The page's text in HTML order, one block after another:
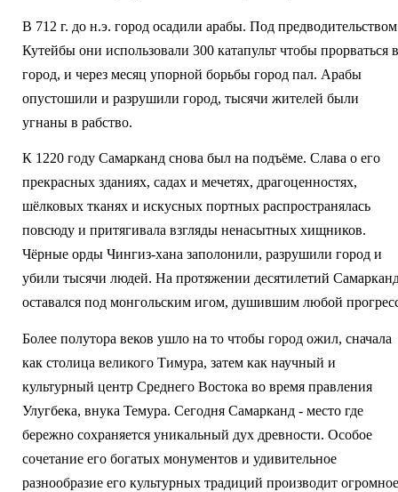
В 712 г. до н.э. город осадили арабы. Под предводительством
Кутейбы они использовали 300 катапульт чтобы прорваться в
город, и через месяц упорной борьбы город пал. Арабы
опустошили и разрушили город, тысячи жителей были
угнаны в рабство.
К 1220 году Самарканд снова был на подъёме. Слава о его
прекрасных зданиях, садах и мечетях, драгоценностях,
шёлковых тканях и искусных портных распространялась
повсюду и притягивала взгляды ненасытных хищников.
Чёрные орды Чингиз-хана заполонили, разрушили город и
убили тысячи людей. На протяжении десятилетий
оставался под монгольским игом, душившим любой
Более полутора веков ушло на то чтобы город ожил, сначала
как столица великого Тимура, затем как научный и
культурный центр Среднего Востока во время правления
Улугбека, внука Темура. Сегодня Самарканд - место где
бережно сохраняется уникальный дух древности. Особое
сочетание его богатых монументов и удивительное
разнообразие его культурных традиций производит огромное